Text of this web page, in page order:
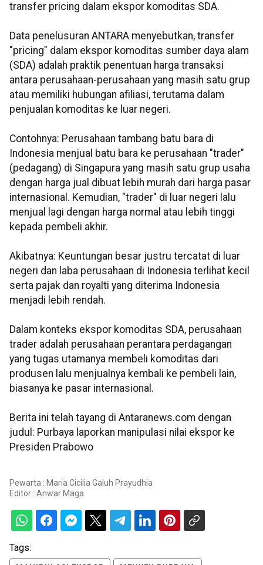
transfer pricing dalam ekspor komoditas SDA.
Data penelusuran ANTARA menyebutkan, transfer
"pricing" dalam ekspor komoditas sumber daya alam
(SDA) adalah praktik penentuan harga transaksi
antara perusahaan-perusahaan yang masih satu grup
atau memiliki hubungan afiliasi, terutama dalam
penjualan komoditas ke luar negeri.
Contohnya: Perusahaan tambang batu bara di
Indonesia menjual batu bara ke perusahaan "trader"
(pedagang) di Singapura yang masih satu grup usaha
dengan harga jual dibuat lebih murah dari harga pasar
internasional. Kemudian, "trader" di luar negeri lalu
menjual lagi dengan harga normal atau lebih tinggi
kepada pembeli akhir.
Akibatnya: Keuntungan besar justru tercatat di luar
negeri dan laba perusahaan di Indonesia terlihat kecil
serta pajak dan royalti yang diterima Indonesia
menjadi lebih rendah.
Dalam konteks ekspor komoditas SDA, perusahaan
trader adalah perusahaan perantara perdagangan
yang tugas utamanya membeli komoditas dari
produsen lalu menjualnya kembali ke pembeli lain,
biasanya ke pasar internasional.
Berita ini telah tayang di Antaranews.com dengan
judul: Purbaya laporkan manipulasi nilai ekspor ke
Presiden Prabowo
Pewarta : Maria Cicilia Galuh Prayudhia
Editor : Anwar Maga
Tags: